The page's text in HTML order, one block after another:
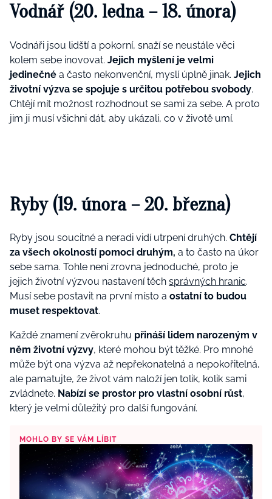
Vodnář (20. ledna – 18. února)
Vodnáři jsou lidští a pokorní, snaží se neustále věci
kolem sebe inovovat. Jejich myšlení je velmi
jedinečné a často nekonvenční, myslí úplně jinak. Jejich
životní výzva se spojuje s určitou potřebou svobody.
Chtějí mít možnost rozhodnout se sami za sebe. A proto
jim ji musí všichni dát, aby ukázali, co v životě umí.
Ryby (19. února – 20. března)
Ryby jsou soucitné a neradi vidí utrpení druhých. Chtějí
za všech okolností pomoci druhým, a to často na úkor
sebe sama. Tohle není zrovna jednoduché, proto je
jejich životní výzvou nastavení těch správných hranic.
Musí sebe postavit na první místo a ostatní to budou
muset respektovat.
Každé znamení zvěrokruhu přináší lidem narozeným v
něm životní výzvy, které mohou být těžké. Pro mnohé
může být ona výzva až nepřekonatelná a nepokořitelná,
ale pamatujte, že život vám naloží jen tolik, kolik sami
zvládnete. Nabízí se prostor pro vlastní osobní růst,
který je velmi důležitý pro další fungování.
MOHLO BY SE VÁM LÍBIT